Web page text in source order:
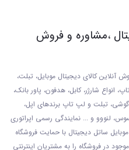
،مشاوره و فروش
آنلاین کالای دیجیتال موبایل، تبلت،
انواع شارژر، کابل، هدفون، پاور بانک،
، تبلت و لپ تاپ برندهای اپل،
لنووو و ... نمایندگی رسمی اپراتوری
ساتل دیجیتال با حمایت فروشگاه
در فروشگاه را به مشتریان اینترنتی